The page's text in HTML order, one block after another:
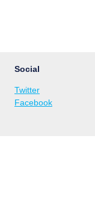
Social
Twitter
Facebook